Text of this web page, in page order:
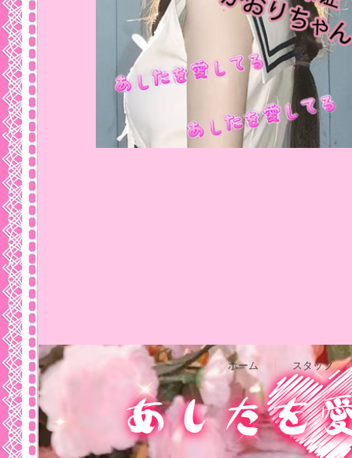
ホーム | スタッフ |